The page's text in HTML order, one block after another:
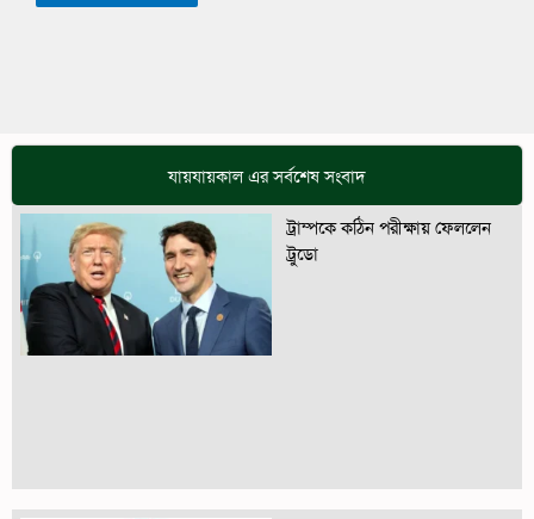
যায়যায়কাল এর সর্বশেষ সংবাদ
ট্রাম্পকে কঠিন পরীক্ষায় ফেললেন
ট্রুডো